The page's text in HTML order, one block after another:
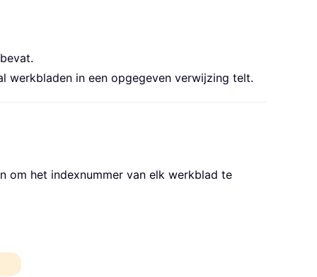
werkbladen in een opgegeven verwijzing telt.
om het indexnummer van elk werkblad te